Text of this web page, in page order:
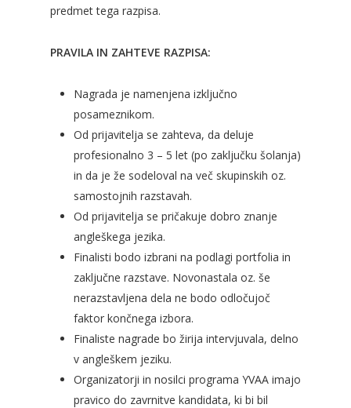
predmet tega razpisa.
PRAVILA IN ZAHTEVE RAZPISA:
Nagrada je namenjena izključno
posameznikom.
Od prijavitelja se zahteva, da deluje
profesionalno 3 – 5 let (po zaključku šolanja)
in da je že sodeloval na več skupinskih oz.
samostojnih razstavah.
Od prijavitelja se pričakuje dobro znanje
angleškega jezika.
Finalisti bodo izbrani na podlagi portfolia in
zaključne razstave. Novonastala oz. še
nerazstavljena dela ne bodo odločujoč
faktor končnega izbora.
Finaliste nagrade bo žirija intervjuvala, delno
v angleškem jeziku.
Organizatorji in nosilci programa YVAA imajo
pravico do zavrnitve kandidata, ki bi bil